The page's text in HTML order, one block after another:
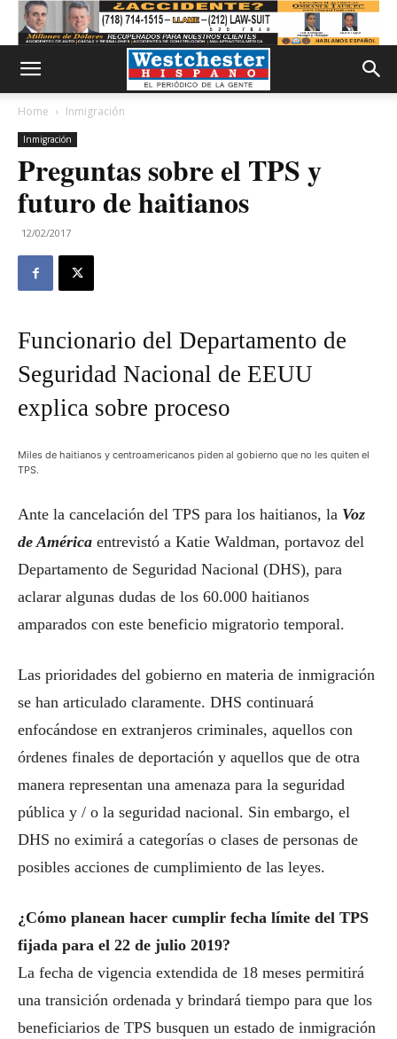
Home Inmigración
Inmigración
Preguntas sobre el TPS y
futuro de haitianos
12/02/2017
Funcionario del Departamento de
Seguridad Nacional de EEUU
explica sobre proceso
Miles de haitianos y centroamericanos piden al gobierno que no les quiten el
TPS.
Ante la cancelación del TPS para los haitianos, la Voz
de América entrevistó a Katie Waldman, portavoz del
Departamento de Seguridad Nacional (DHS), para
aclarar algunas dudas de los 60.000 haitianos
amparados con este beneficio migratorio temporal.
Las prioridades del gobierno en materia de inmigración
se han articulado claramente. DHS continuará
enfocándose en extranjeros criminales, aquellos con
órdenes finales de deportación y aquellos que de otra
manera representan una amenaza para la seguridad
pública y / o la seguridad nacional. Sin embargo, el
DHS no eximirá a categorías o clases de personas de
posibles acciones de cumplimiento de las leyes.
¿Cómo planean hacer cumplir fecha límite del TPS
fijada para el 22 de julio 2019?
La fecha de vigencia extendida de 18 meses permitirá
una transición ordenada y brindará tiempo para que los
beneficiarios de TPS busquen un estado de inmigración